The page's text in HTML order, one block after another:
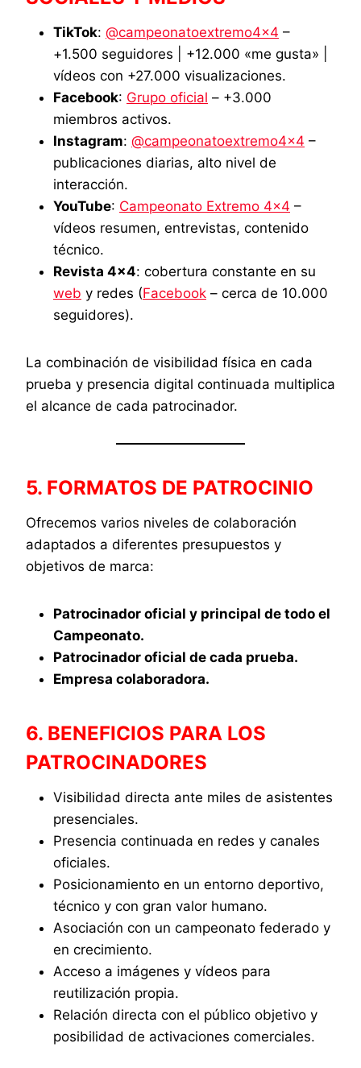
TikTok: @campeonatoextremo4x4 –
+1.500 seguidores | +12.000 «me gusta» |
vídeos con +27.000 visualizaciones.
Facebook: Grupo oficial – +3.000
miembros activos.
Instagram: @campeonatoextremo4x4 –
publicaciones diarias, alto nivel de
interacción.
YouTube: Campeonato Extremo 4×4 –
vídeos resumen, entrevistas, contenido
técnico.
Revista 4×4: cobertura constante en su
web y redes (Facebook – cerca de 10.000
seguidores).
La combinación de visibilidad física en cada
prueba y presencia digital continuada multiplica
el alcance de cada patrocinador.
5. FORMATOS DE PATROCINIO
Ofrecemos varios niveles de colaboración
adaptados a diferentes presupuestos y
objetivos de marca:
Patrocinador oficial y principal de todo el
Campeonato.
Patrocinador oficial de cada prueba.
Empresa colaboradora.
6. BENEFICIOS PARA LOS
PATROCINADORES
Visibilidad directa ante miles de asistentes
presenciales.
Presencia continuada en redes y canales
oficiales.
Posicionamiento en un entorno deportivo,
técnico y con gran valor humano.
Asociación con un campeonato federado y
en crecimiento.
Acceso a imágenes y vídeos para
reutilización propia.
Relación directa con el público objetivo y
posibilidad de activaciones comerciales.